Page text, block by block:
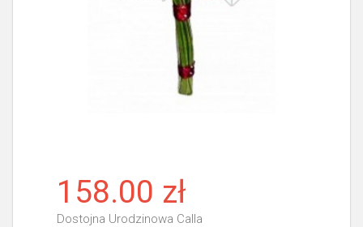
158.00 zł
Dostojna Urodzinowa Calla